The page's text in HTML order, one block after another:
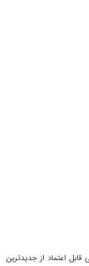
اعتماد از جدیدترین